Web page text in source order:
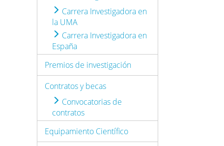
Carrera Investigadora en
la UMA
Carrera Investigadora en
España
Premios de investigación
Contratos y becas
Convocatorias de
contratos
Equipamiento Científico